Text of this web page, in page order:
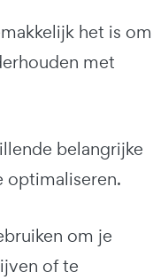
het is om
met
belangrijke
optimaliseren.
om je
of te